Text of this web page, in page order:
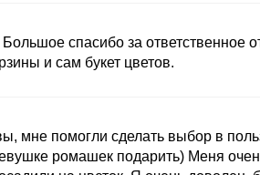
спасибо за ответственное
и сам букет цветов.
мне помогли сделать выбор в
ромашек подарить) Меня